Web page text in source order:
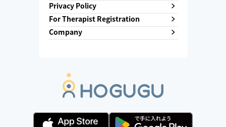
Privacy Policy
For Therapist Registration
Company